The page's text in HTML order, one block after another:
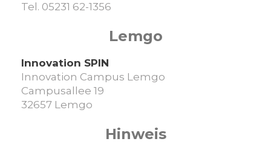
Tel. 05231 62-1356
Lemgo
Innovation SPIN
Innovation Campus Lemgo
Campusallee 19
32657 Lemgo
Hinweis